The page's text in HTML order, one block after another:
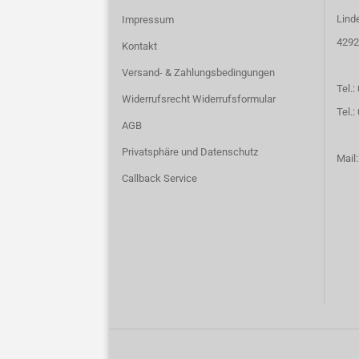
Impressum
Kontakt
Versand- & Zahlungsbedingungen
Widerrufsrecht Widerrufsformular
AGB
Privatsphäre und Datenschutz
Callback Service
Tel.:
Tel.: